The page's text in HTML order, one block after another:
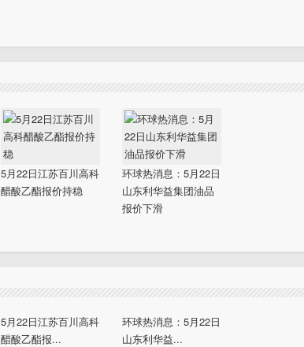
5月22日江苏百川高科
醋酸乙酯报价持稳
环球热消息：5月22日
山东利华益集团油品
报价下滑
5月22日江苏百川高科
醋酸乙酯报...
环球热消息：5月22日
山东利华益...